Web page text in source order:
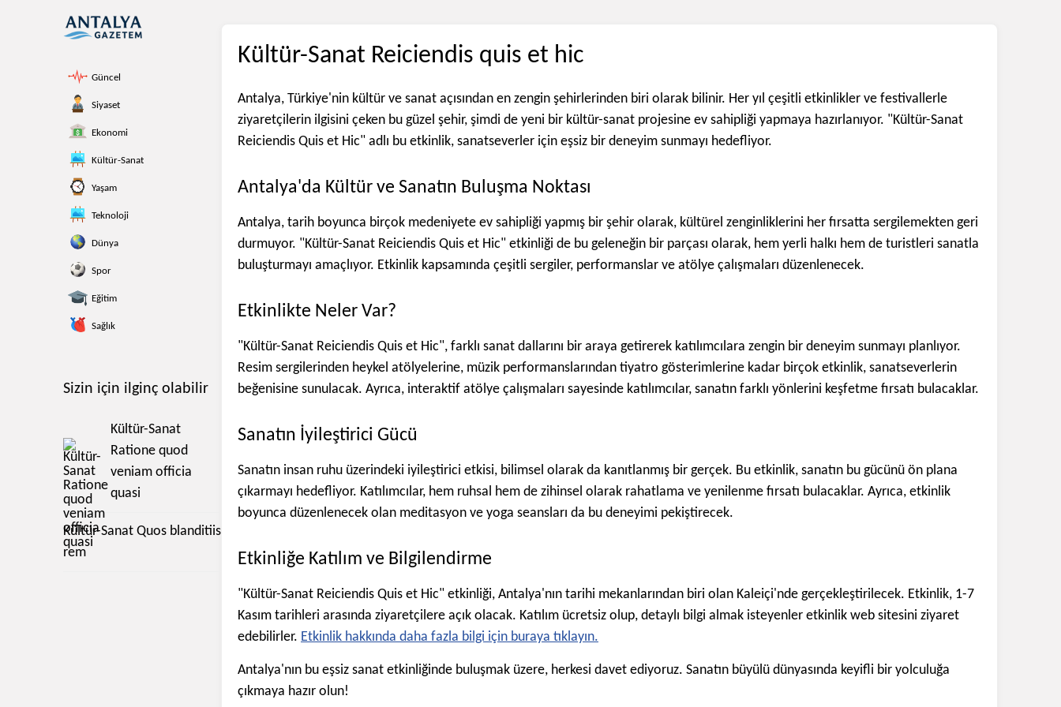
Güncel
Siyaset
Ekonomi
Kültür-Sanat
Yaşam
Teknoloji
Dünya
Spor
Eğitim
Sağlık
Sizin için ilginç olabilir
Kültür-Sanat
Ratione quod
veniam officia
quasi
Kültür-Sanat Quos blanditiis
rem
Kültür-Sanat Reiciendis quis et hic
Antalya, Türkiye'nin kültür ve sanat açısından en zengin şehirlerinden biri olarak bilinir. Her yıl çeşitli etkinlikler ve festivallerle
ziyaretçilerin ilgisini çeken bu güzel şehir, şimdi de yeni bir kültür-sanat projesine ev sahipliği yapmaya hazırlanıyor. "Kültür-Sanat
Reiciendis Quis et Hic" adlı bu etkinlik, sanatseverler için eşsiz bir deneyim sunmayı hedefliyor.
Antalya'da Kültür ve Sanatın Buluşma Noktası
Antalya, tarih boyunca birçok medeniyete ev sahipliği yapmış bir şehir olarak, kültürel zenginliklerini her fırsatta sergilemekten geri
durmuyor. "Kültür-Sanat Reiciendis Quis et Hic" etkinliği de bu geleneğin bir parçası olarak, hem yerli halkı hem de turistleri sanatla
buluşturmayı amaçlıyor. Etkinlik kapsamında çeşitli sergiler, performanslar ve atölye çalışmaları düzenlenecek.
Etkinlikte Neler Var?
"Kültür-Sanat Reiciendis Quis et Hic", farklı sanat dallarını bir araya getirerek katılımcılara zengin bir deneyim sunmayı planlıyor.
Resim sergilerinden heykel atölyelerine, müzik performanslarından tiyatro gösterimlerine kadar birçok etkinlik, sanatseverlerin
beğenisine sunulacak. Ayrıca, interaktif atölye çalışmaları sayesinde katılımcılar, sanatın farklı yönlerini keşfetme fırsatı bulacaklar.
Sanatın İyileştirici Gücü
Sanatın insan ruhu üzerindeki iyileştirici etkisi, bilimsel olarak da kanıtlanmış bir gerçek. Bu etkinlik, sanatın bu gücünü ön plana
çıkarmayı hedefliyor. Katılımcılar, hem ruhsal hem de zihinsel olarak rahatlama ve yenilenme fırsatı bulacaklar. Ayrıca, etkinlik
boyunca düzenlenecek olan meditasyon ve yoga seansları da bu deneyimi pekiştirecek.
Etkinliğe Katılım ve Bilgilendirme
"Kültür-Sanat Reiciendis Quis et Hic" etkinliği, Antalya'nın tarihi mekanlarından biri olan Kaleiçi'nde gerçekleştirilecek. Etkinlik, 1-7
Kasım tarihleri arasında ziyaretçilere açık olacak. Katılım ücretsiz olup, detaylı bilgi almak isteyenler etkinlik web sitesini ziyaret
edebilirler. Etkinlik hakkında daha fazla bilgi için buraya tıklayın.
Antalya'nın bu eşsiz sanat etkinliğinde buluşmak üzere, herkesi davet ediyoruz. Sanatın büyülü dünyasında keyifli bir yolculuğa
çıkmaya hazır olun!